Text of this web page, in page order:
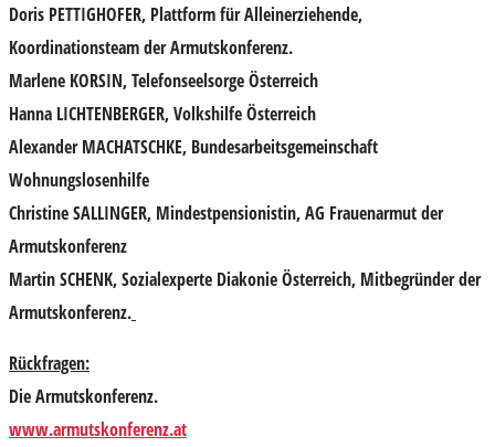
Doris PETTIGHOFER, Plattform für Alleinerziehende,
Koordinationsteam der Armutskonferenz.
Marlene KORSIN, Telefonseelsorge Österreich
Hanna LICHTENBERGER, Volkshilfe Österreich
Alexander MACHATSCHKE, Bundesarbeitsgemeinschaft
Wohnungslosenhilfe
Christine SALLINGER, Mindestpensionistin, AG Frauenarmut der
Armutskonferenz
Martin SCHENK, Sozialexperte Diakonie Österreich, Mitbegründer der
Armutskonferenz.
Rückfragen:
Die Armutskonferenz.
www.armutskonferenz.at